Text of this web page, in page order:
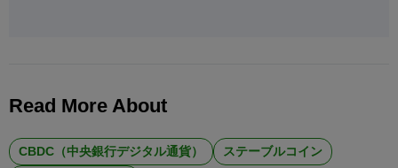
Read More About
CBDC（中央銀行デジタル通貨）
ステーブルコイン